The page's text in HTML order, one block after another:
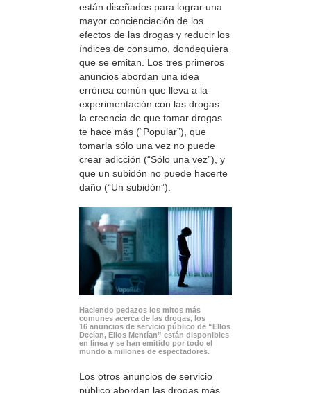
están diseñados para lograr una
mayor concienciación de los
efectos de las drogas y reducir los
índices de consumo, dondequiera
que se emitan. Los tres primeros
anuncios abordan una idea
errónea común que lleva a la
experimentación con las drogas:
la creencia de que tomar drogas
te hace más (“Popular”), que
tomarla sólo una vez no puede
crear adicción (“Sólo una vez”), y
que un subidón no puede hacerte
daño (“Un subidón”).
Haciendo pedazos los mitos más
comunes acerca de las drogas, los
16 anuncios de servicio público de “Ellos
Decían, Ellos Mentían” están disponibles
en línea y se han emitido por todo el
mundo a millones de espectadores.
Los otros anuncios de servicio
público abordan las drogas más